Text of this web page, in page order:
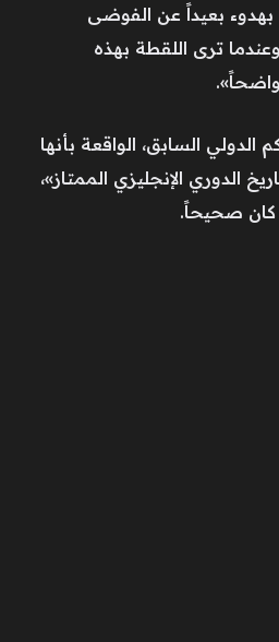
بعيداً عن الفوضى
ترى اللقطة بهذه
السابق، الواقعة بأنها
الدوري الإنجليزي الممتاز»،
كان صحيحاً.